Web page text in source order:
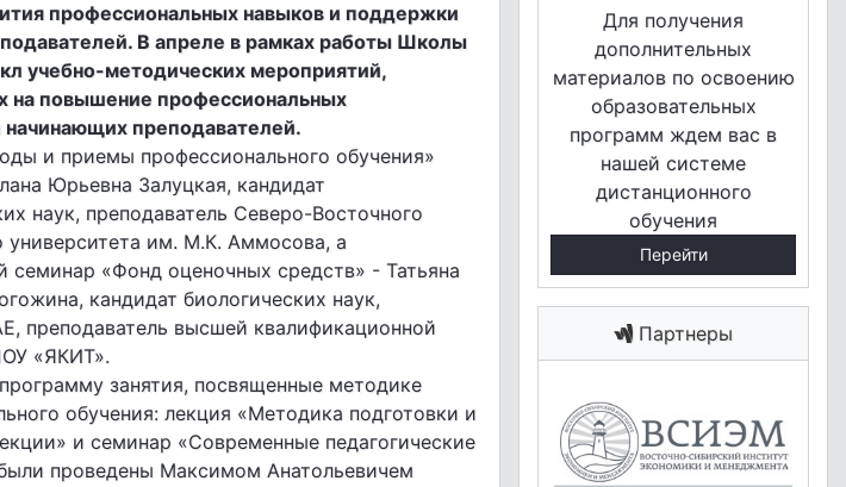
профессиональных навыков и поддержки
В апреле в рамках работы Школы
учебно-методических мероприятий,
на повышение профессиональных
преподавателей.
и приемы профессионального обучения»
Юрьевна Залуцкая, кандидат
наук, преподаватель Северо-Восточного
университета им. М.К. Аммосова, а
семинар «Фонд оценочных средств» - Татьяна
кандидат биологических наук,
преподаватель высшей квалификационной
«ЯКИТ».
занятия, посвященные методике
обучения: лекция «Методика подготовки и
и семинар «Современные педагогические
проведены Максимом Анатольевичем
Для получения
дополнительных
материалов по освоению
образовательных
программ ждем вас в
нашей системе
дистанционного
обучения
Перейти
Партнеры